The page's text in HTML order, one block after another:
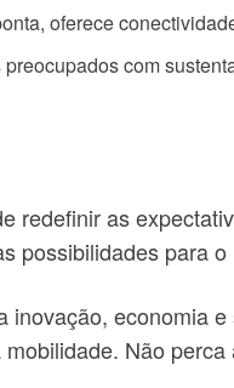
oferece
com
redefinir as
possibilidades para
economia
Não